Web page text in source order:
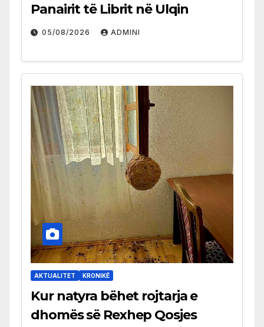
Panairit të Librit në Ulqin
05/08/2026 ADMINI
AKTUALITET KRONIKË
Kur natyra bëhet rojtarja e
dhomës së Rexhep Qosjes